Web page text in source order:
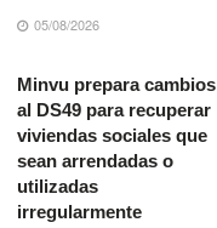
05/08/2026
Minvu prepara cambios
al DS49 para recuperar
viviendas sociales que
sean arrendadas o
utilizadas
irregularmente